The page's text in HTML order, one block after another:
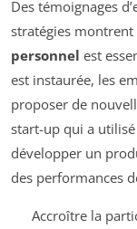
Des témoignages
stratégies montrent
personnel est
est instaurée, les
proposer de
start-up qui a
développer un
des performances
Accroître la